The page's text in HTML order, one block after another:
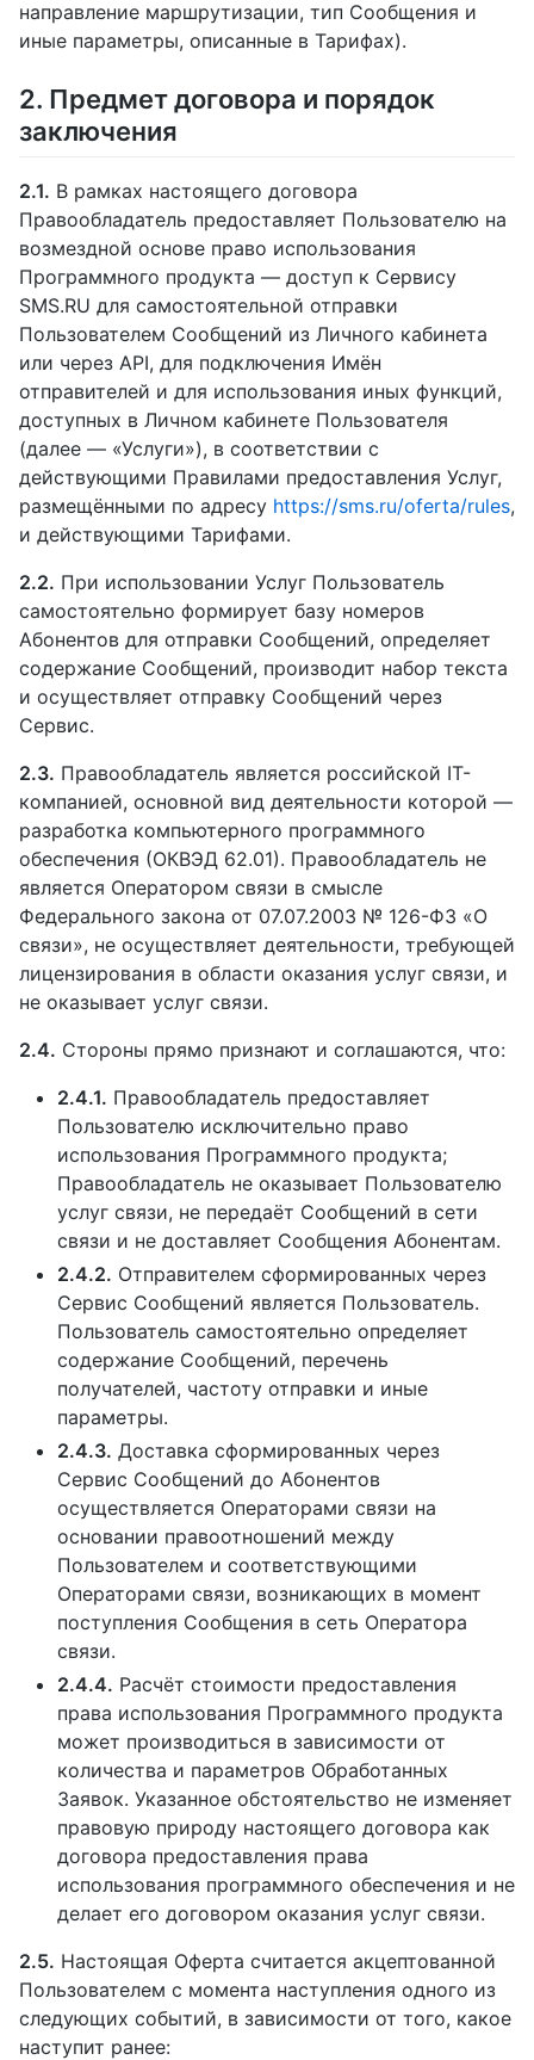
направление маршрутизации, тип Сообщения и
иные параметры, описанные в Тарифах).
2. Предмет договора и порядок
заключения
2.1. В рамках настоящего договора
Правообладатель предоставляет Пользователю на
возмездной основе право использования
Программного продукта — доступ к Сервису
SMS.RU для самостоятельной отправки
Пользователем Сообщений из Личного кабинета
или через API, для подключения Имён
отправителей и для использования иных функций,
доступных в Личном кабинете Пользователя
(далее — «Услуги»), в соответствии с
действующими Правилами предоставления Услуг,
размещёнными по адресу https://sms.ru/oferta/rules,
и действующими Тарифами.
2.2. При использовании Услуг Пользователь
самостоятельно формирует базу номеров
Абонентов для отправки Сообщений, определяет
содержание Сообщений, производит набор текста
и осуществляет отправку Сообщений через
Сервис.
2.3. Правообладатель является российской IT-
компанией, основной вид деятельности которой —
разработка компьютерного программного
обеспечения (ОКВЭД 62.01). Правообладатель не
является Оператором связи в смысле
Федерального закона от 07.07.2003 № 126-ФЗ «О
связи», не осуществляет деятельности, требующей
лицензирования в области оказания услуг связи, и
не оказывает услуг связи.
2.4. Стороны прямо признают и соглашаются, что:
2.4.1. Правообладатель предоставляет
Пользователю исключительно право
использования Программного продукта;
Правообладатель не оказывает Пользователю
услуг связи, не передаёт Сообщений в сети
связи и не доставляет Сообщения Абонентам.
2.4.2. Отправителем сформированных через
Сервис Сообщений является Пользователь.
Пользователь самостоятельно определяет
содержание Сообщений, перечень
получателей, частоту отправки и иные
параметры.
2.4.3. Доставка сформированных через
Сервис Сообщений до Абонентов
осуществляется Операторами связи на
основании правоотношений между
Пользователем и соответствующими
Операторами связи, возникающих в момент
поступления Сообщения в сеть Оператора
связи.
2.4.4. Расчёт стоимости предоставления
права использования Программного продукта
может производиться в зависимости от
количества и параметров Обработанных
Заявок. Указанное обстоятельство не изменяет
правовую природу настоящего договора как
договора предоставления права
использования программного обеспечения и не
делает его договором оказания услуг связи.
2.5. Настоящая Оферта считается акцептованной
Пользователем с момента наступления одного из
следующих событий, в зависимости от того, какое
наступит ранее: